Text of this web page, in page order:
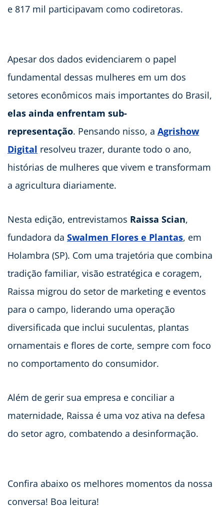
e 817 mil participavam como codiretoras.
Apesar dos dados evidenciarem o papel
fundamental dessas mulheres em um dos
setores econômicos mais importantes do Brasil,
elas ainda enfrentam sub-
representação. Pensando nisso, a Agrishow
Digital resolveu trazer, durante todo o ano,
histórias de mulheres que vivem e transformam
a agricultura diariamente.
Nesta edição, entrevistamos Raissa Scian,
fundadora da Swalmen Flores e Plantas, em
Holambra (SP). Com uma trajetória que combina
tradição familiar, visão estratégica e coragem,
Raissa migrou do setor de marketing e eventos
para o campo, liderando uma operação
diversificada que inclui suculentas, plantas
ornamentais e flores de corte, sempre com foco
no comportamento do consumidor.
Além de gerir sua empresa e conciliar a
maternidade, Raissa é uma voz ativa na defesa
do setor agro, combatendo a desinformação.
Confira abaixo os melhores momentos da nossa
conversa! Boa leitura!